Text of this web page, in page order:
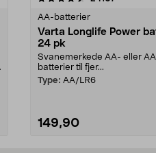
AA-batterier
Varta Longlife Power
24 pk
Svanemerkede AA- eller
batterier til fjer...
Type: AA/LR6
149,90